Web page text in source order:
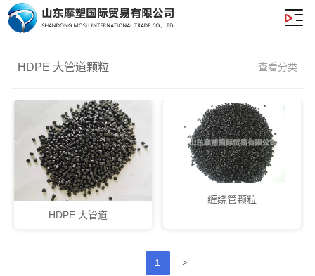
HDPE 大管道颗粒 查看分类
HDPE 大管道…
缠绕管颗粒
1 >